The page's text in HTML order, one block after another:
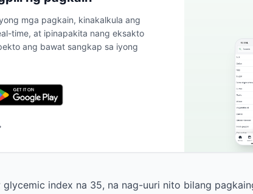
mga pagkain, kinakalkula ang
time, at ipinapakita nang eksakto
ang bawat sangkap sa iyong
index na 35, na nag-uuri nito bilang